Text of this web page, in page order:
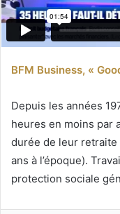
BFM Business, «
Depuis les années
heures en moins par
durée de leur retraite
ans à l’époque).
protection sociale